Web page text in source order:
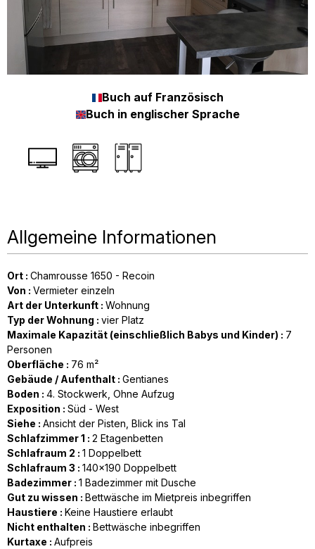
Buch auf Französisch
Buch in englischer Sprache
Allgemeine Informationen
Ort : Chamrousse 1650 - Recoin
Von : Vermieter einzeln
Art der Unterkunft : Wohnung
Typ der Wohnung : vier Platz
Maximale Kapazität (einschließlich Babys und Kinder) : 7
Personen
Oberfläche : 76 m²
Gebäude / Aufenthalt : Gentianes
Boden : 4. Stockwerk Ohne Aufzug
Exposition : Süd - West
Siehe : Ansicht der Pisten Blick ins Tal
Schlafzimmer 1 : 2 Etagenbetten
Schlafraum 2 : 1 Doppelbett
Schlafraum 3 : 140x190 Doppelbett
Badezimmer : 1 Badezimmer mit Dusche
Gut zu wissen : Bettwäsche im Mietpreis inbegriffen
Haustiere : Keine Haustiere erlaubt
Nicht enthalten : Bettwäsche inbegriffen
Kurtaxe : Aufpreis